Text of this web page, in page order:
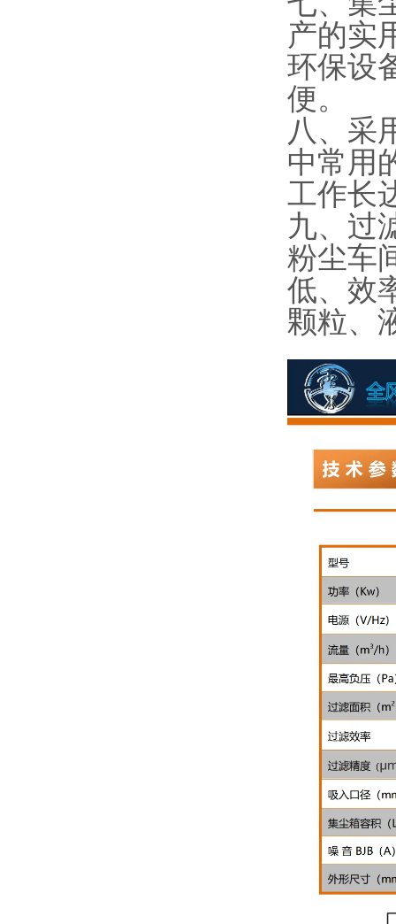
产的实
环保设
便。
八、采
中常用
工作长
九、过
粉尘车
低、效
颗粒、